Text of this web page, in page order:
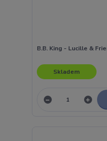
B.B. King - Lucille &
Skladem